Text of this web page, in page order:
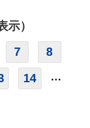
示）
7 8
14 ...